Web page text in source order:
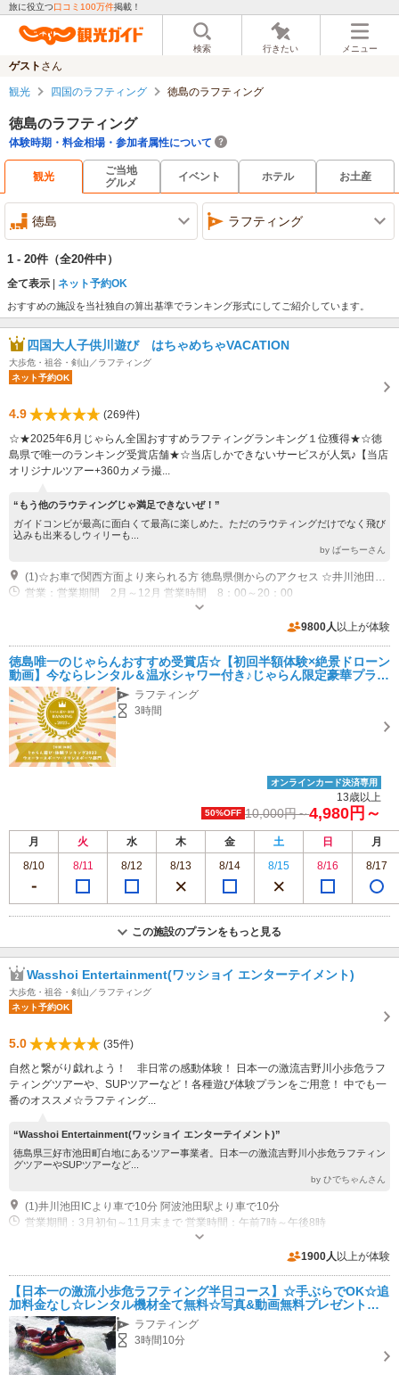
旅に役立つ口コミ100万件掲載！
検索 行きたい メニュー
ゲスト さん
観光 四国のラフティング 徳島のラフティング
徳島のラフティング
体験時期・料金相場・参加者属性について
観光
ご当地
グルメ
イベント ホテル お土産
徳島 ラフティング
1 - 20件 （全20件中）
全て表示 ネット予約OK
おすすめの施設を当社独自の算出基準でランキング形式にしてご紹介しています。
四国大人子供川遊び はちゃめちゃVACATION
大歩危・祖谷・剣山／ラフティング
ネット予約OK
4.9
(269件)
☆★2025年6月じゃらん全国おすすめラフティングランキング１位獲得★☆徳
島県で唯一のランキング受賞店舗★☆当店しかできないサービスが人気♪【当店
オリジナルツアー+360カメラ撮...
“もう他のラウティングじゃ満足できないぜ！”
ガイドコンビが最高に面白くて最高に楽しめた。ただのラウティングだけでなく飛び
込みも出来るしウィリーも...
by ばーちーさん
営業：営業期間 2月～12月 営業時間 8：00～20：00
9800人 以上が体験
徳島唯一のじゃらんおすすめ受賞店☆【初回半額体験×絶景ドローン
動画】今ならレンタル＆温水シャワー付き♪じゃらん限定豪華プラン
♪日本一の激流＆渓谷ラフティング体験半日ツアー♪女性やカップル
におすすめ♪
ラフティング
3時間
オンラインカード決済専用
13歳以上
50%OFF 10,000円～4,980円～
月 火 水 木 金 土 日
月
8/10
8/11 8/12 8/13 8/14 8/15 8/16 8/17
この施設のプランをもっと見る
Wasshoi Entertainment(ワッショイ エンターテイメント)
大歩危・祖谷・剣山／ラフティング
ネット予約OK
5.0
(35件)
自然と繋がり戯れよう！ 非日常の感動体験！ 日本一の激流吉野川小歩危ラフ
ティングツアーや、SUPツアーなど！各種遊び体験プランをご用意！ 中でも一
番のオススメ☆ラフティング...
“Wasshoi Entertainment(ワッショイ エンターテイメント)”
徳島県三好市池田町白地にあるツアー事業者。日本一の激流吉野川小歩危ラフティン
グツアーやSUPツアーなど...
by ひでちゃんさん
(1)井川池田ICより車で10分 阿波池田駅より車で10分
営業期間：3月初旬～11月末まで 営業時間：午前7時～午後8時
1900人 以上が体験
【日本一の激流小歩危ラフティング半日コース】☆手ぶらでOK☆追
加料金なし☆レンタル機材全て無料☆写真&動画無料プレゼント☆
保険料込み
ラフティング
3時間10分